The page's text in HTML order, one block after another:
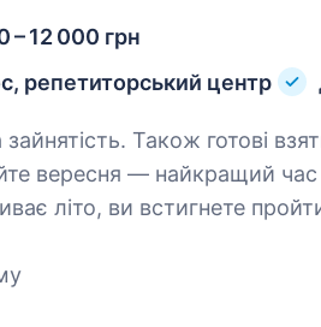
– 12 000 грн
репетиторський центр
Також готові
вересня — найкращий
літо, ви встигнете